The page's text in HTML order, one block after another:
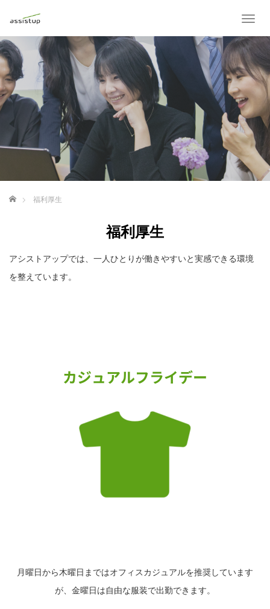
T
g
l
e
n
a
v
i
t
i
ホーム 福利厚生
福利厚生
アシストアップでは、一人ひとりが働きやすいと実感できる環境
を整えています。
月曜日から木曜日まではオフィスカジュアルを推奨しています
が、金曜日は自由な服装で出勤できます。